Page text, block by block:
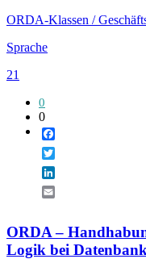
ORDA-Klassen /
Sprache
21
0
0
ORDA –
Logik bei